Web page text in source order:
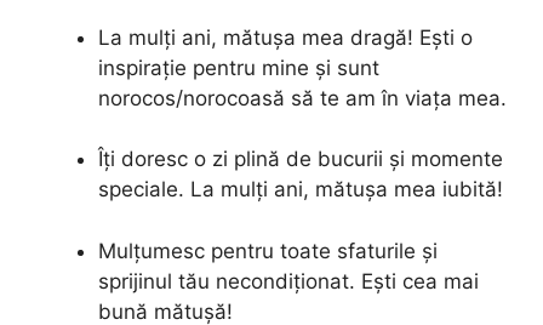
La mulți ani, mătușa mea dragă! Ești o
inspirație pentru mine și sunt
norocos/norocoasă să te am în viața mea.
Îți doresc o zi plină de bucurii și momente
speciale. La mulți ani, mătușa mea iubită!
Mulțumesc pentru toate sfaturile și
sprijinul tău necondiționat. Ești cea mai
bună mătușă!